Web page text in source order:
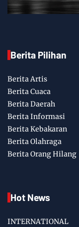
Berita Pilihan
Berita Artis
Berita Cuaca
Berita Daerah
Berita Informasi
Berita Kebakaran
Berita Olahraga
Berita Orang Hilang
Hot News
INTERNATIONAL